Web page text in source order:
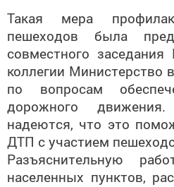
Такая мера
пешеходов была
совместного
коллегии Министерство
по вопросам
дорожного
надеются, что это
ДТП с участием
Разъяснительную
населенных пунктов,